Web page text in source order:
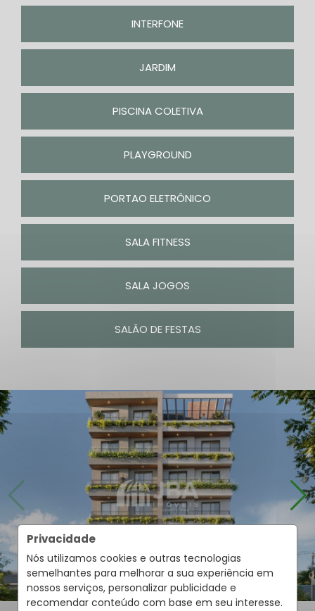
Privacidade
Nós utilizamos cookies e outras tecnologias
semelhantes para melhorar a sua experiência em
nossos serviços, personalizar publicidade e
recomendar conteúdo com base em seu interesse.
INTERFONE
JARDIM
PISCINA COLETIVA
PLAYGROUND
PORTAO ELETRÔNICO
SALA FITNESS
SALA JOGOS
SALÃO DE FESTAS